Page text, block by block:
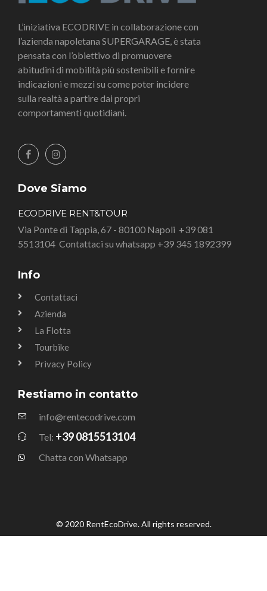
L’iniziativa ECODRIVE in collaborazione con
l’azienda napoletana SUPERGARAGE, è stata
pensata con l’obiettivo di promuovere
abitudini di mobilità più sostenibili e fornire
indicazioni e mezzi su come poter incidere
sulla realtà a partire dai propri
comportamenti quotidiani.
Dove Siamo
ECODRIVE RENT&TOUR
Via Ponte di Tappia, 67 - 80100 Napoli +39 081
5513104 Contattaci su whatsapp +39 345 1892399
Info
Contattaci
Azienda
La Flotta
Tourbike
Privacy Policy
Restiamo in contatto
info@rentecodrive.com
Tel: +39 0815513104
Chatta con Whatsapp
© 2020 RentEcoDrive. All rights reserved.